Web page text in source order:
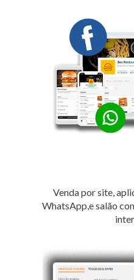
Venda por site,
WhatsApp,e salão